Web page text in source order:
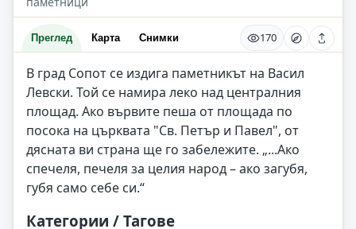
Преглед Карта Снимки 170
В град Сопот се издига паметникът на Васил
Левски. Той се намира леко над централния
площад. Ако вървите пеша от площада по
посока на църквата "Св. Петър и Павел", от
дясната ви страна ще го забележите. „...Ако
спечеля, печеля за целия народ – ако загубя,
губя само себе си.“
Категории / Тагове